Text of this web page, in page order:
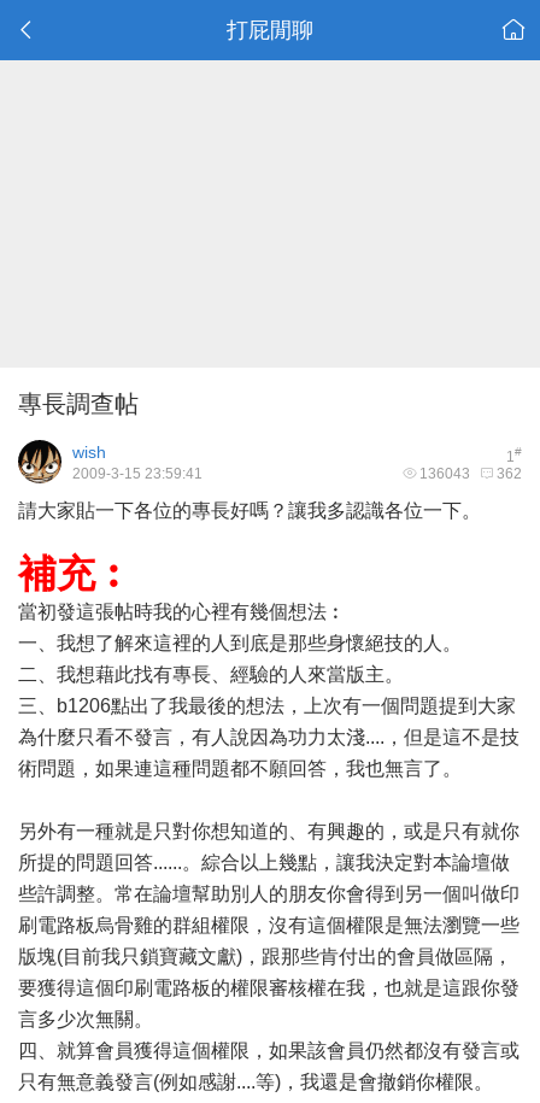
打屁閒聊
專長調查帖
1#
wish
136043 362
2009-3-15 23:59:41
請大家貼一下各位的專長好嗎？讓我多認識各位一下。
補充︰
當初發這張帖時我的心裡有幾個想法︰
一、我想了解來這裡的人到底是那些身懷絕技的人。
二、我想藉此找有專長、經驗的人來當版主。
三、b1206點出了我最後的想法，上次有一個問題提到大家
為什麼只看不發言，有人說因為功力太淺....，但是這不是技
術問題，如果連這種問題都不願回答，我也無言了。
另外有一種就是只對你想知道的、有興趣的，或是只有就你
所提的問題回答......。綜合以上幾點，讓我決定對本論壇做
些許調整。常在論壇幫助別人的朋友你會得到另一個叫做印
刷電路板烏骨雞的群組權限，沒有這個權限是無法瀏覽一些
版塊(目前我只鎖寶藏文獻)，跟那些肯付出的會員做區隔，
要獲得這個印刷電路板的權限審核權在我，也就是這跟你發
言多少次無關。
四、就算會員獲得這個權限，如果該會員仍然都沒有發言或
只有無意義發言(例如感謝....等)，我還是會撤銷你權限。